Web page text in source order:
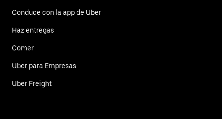
Conduce con la app de Uber
Haz entregas
Comer
Uber para Empresas
Uber Freight